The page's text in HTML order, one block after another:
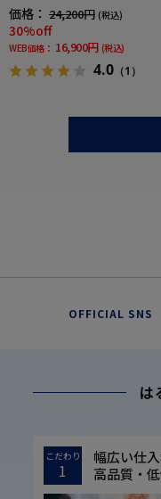
地
価格： 24,200円 (税込)
30%off
WEB価格： 16,900円 (税込)
4.0 （1）
OFFICIAL SNS
は
こだわり
1
幅広い仕
高品質・